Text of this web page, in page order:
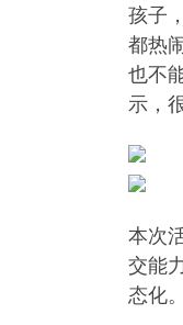
孩子
都热
也不
示，
本次
交能
态化。